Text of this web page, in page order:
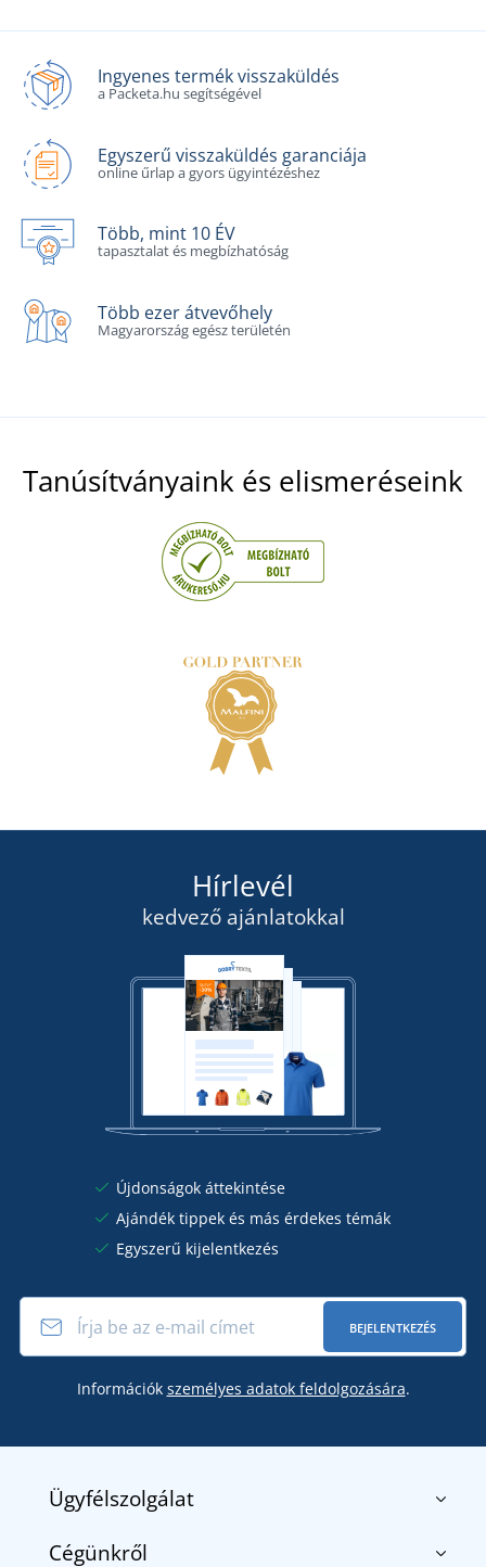
Ingyenes termék visszaküldés
a Packeta.hu segítségével
Egyszerű visszaküldés garanciája
online űrlap a gyors ügyintézéshez
Több, mint 10 ÉV
tapasztalat és megbízhatóság
Több ezer átvevőhely
Magyarország egész területén
Tanúsítványaink és elismeréseink
Hírlevél
kedvező ajánlatokkal
Újdonságok áttekintése
Ajándék tippek és más érdekes témák
Egyszerű kijelentkezés
BEJELENTKEZÉS
Információk személyes adatok feldolgozására.
Ügyfélszolgálat
Kapcsolat
Cégünkről